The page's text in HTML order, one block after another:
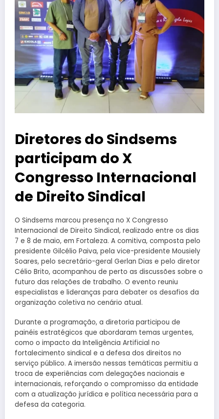
Diretores do Sindsems
participam do X
Congresso Internacional
de Direito Sindical
O Sindsems marcou presença no X Congresso
Internacional de Direito Sindical, realizado entre os dias
7 e 8 de maio, em Fortaleza. A comitiva, composta pelo
presidente Gilcélio Paiva, pela vice-presidente Mousiely
Soares, pelo secretário-geral Gerlan Dias e pelo diretor
Célio Brito, acompanhou de perto as discussões sobre o
futuro das relações de trabalho. O evento reuniu
especialistas e lideranças para debater os desafios da
organização coletiva no cenário atual.
Durante a programação, a diretoria participou de
painéis estratégicos que abordaram temas urgentes,
como o impacto da Inteligência Artificial no
fortalecimento sindical e a defesa dos direitos no
serviço público. A imersão nessas temáticas permitiu a
troca de experiências com delegações nacionais e
internacionais, reforçando o compromisso da entidade
com a atualização jurídica e política necessária para a
defesa da categoria.